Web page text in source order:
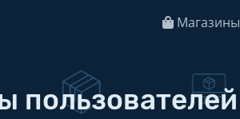
Магазины
пользователей